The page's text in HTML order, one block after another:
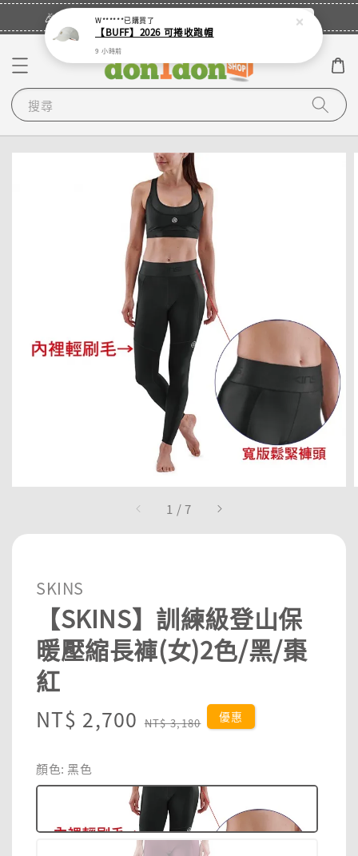
🎉登入會員・領取您的專屬折扣券！ 立即登入
搜尋
1 /7
SKINS
【SKINS】訓練級登山保
暖壓縮長褲(女)2色/黑/棗
紅
Sale
NT$ 2,700 Regular
NT$ 3,180 優惠
顏色: 黑色
W******已購買了
【BUFF】2026 可捲收跑帽
9 小時前